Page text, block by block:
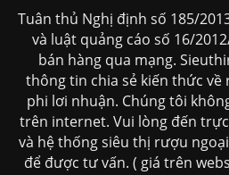
Tuân thủ Nghị định số 185/
và luật quảng cáo số 16/
bán hàng qua mạng.
thông tin chia sẻ kiến thức
phi lơi nhuận. Chúng tôi
trên internet. Vui lòng đến
và hệ thống siêu thị rượu
để được tư vấn. ( giá trên